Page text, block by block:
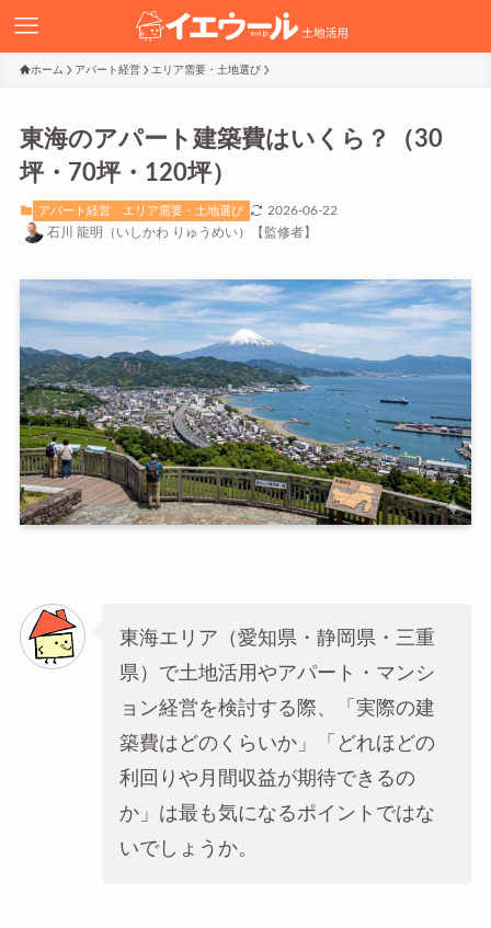
ホーム アパート経営 エリア需要・土地選び
東海のアパート建築費はいくら？（30
坪・70坪・120坪）
アパート経営 エリア需要・土地選び
2026-06-22
石川 龍明（いしかわ りゅうめい）【監修者】
東海エリア（愛知県・静岡県・三重
県）で土地活用やアパート・マンシ
ョン経営を検討する際、「実際の建
築費はどのくらいか」「どれほどの
利回りや月間収益が期待できるの
か」は最も気になるポイントではな
いでしょうか。